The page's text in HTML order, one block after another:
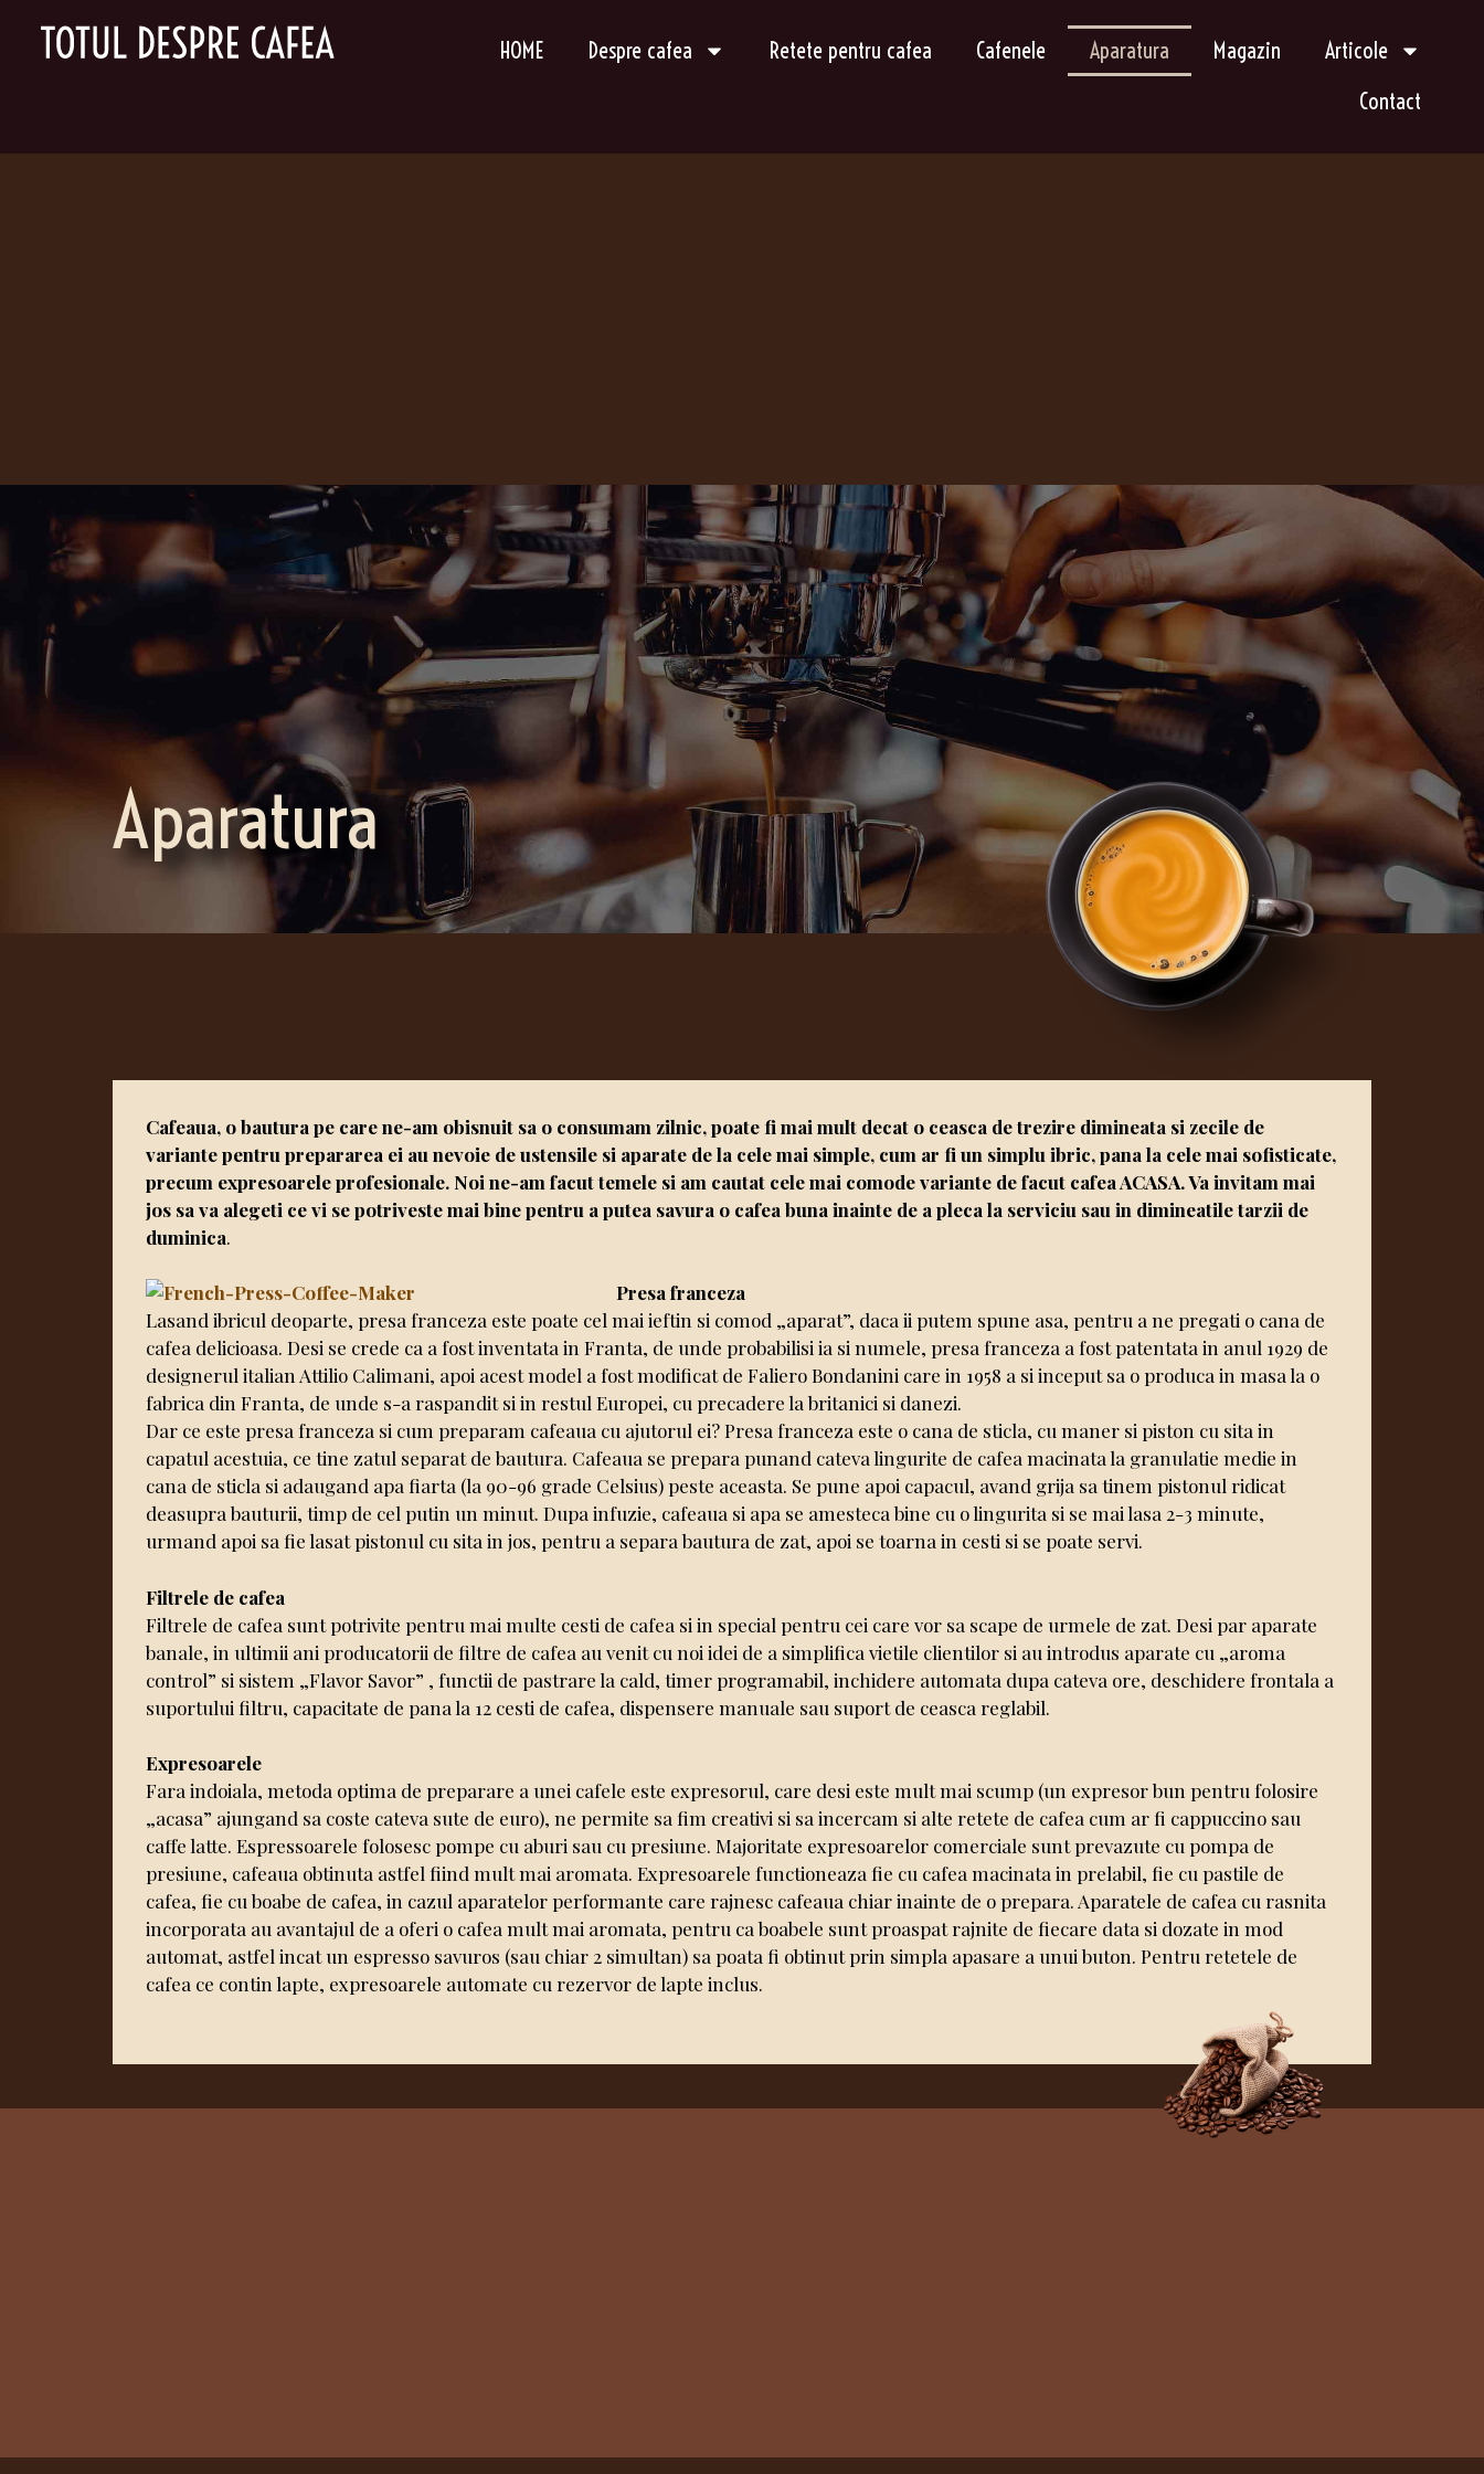
HOME Despre cafea Retete pentru cafea Cafenele Aparatura Magazin
Articole
Contact
Aparatura
Cafeaua, o bautura pe care ne-am obisnuit sa o consumam zilnic, poate fi mai mult decat o ceasca de trezire dimineata si zecile de
variante pentru prepararea ei au nevoie de ustensile si aparate de la cele mai simple, cum ar fi un simplu ibric, pana la cele mai sofisticate,
precum expresoarele profesionale. Noi ne-am facut temele si am cautat cele mai comode variante de facut cafea ACASA. Va invitam mai
jos sa va alegeti ce vi se potriveste mai bine pentru a putea savura o cafea buna inainte de a pleca la serviciu sau in dimineatile tarzii de
duminica.
Presa franceza
Lasand ibricul deoparte, presa franceza este poate cel mai ieftin si comod „aparat”, daca ii putem spune asa, pentru a ne pregati o cana de
cafea delicioasa. Desi se crede ca a fost inventata in Franta, de unde probabilisi ia si numele, presa franceza a fost patentata in anul 1929 de
designerul italian Attilio Calimani, apoi acest model a fost modificat de Faliero Bondanini care in 1958 a si inceput sa o produca in masa la o
fabrica din Franta, de unde s-a raspandit si in restul Europei, cu precadere la britanici si danezi.
Dar ce este presa franceza si cum preparam cafeaua cu ajutorul ei? Presa franceza este o cana de sticla, cu maner si piston cu sita in
capatul acestuia, ce tine zatul separat de bautura. Cafeaua se prepara punand cateva lingurite de cafea macinata la granulatie medie in
cana de sticla si adaugand apa fiarta (la 90-96 grade Celsius) peste aceasta. Se pune apoi capacul, avand grija sa tinem pistonul ridicat
deasupra bauturii, timp de cel putin un minut. Dupa infuzie, cafeaua si apa se amesteca bine cu o lingurita si se mai lasa 2-3 minute,
urmand apoi sa fie lasat pistonul cu sita in jos, pentru a separa bautura de zat, apoi se toarna in cesti si se poate servi.
Filtrele de cafea
Filtrele de cafea sunt potrivite pentru mai multe cesti de cafea si in special pentru cei care vor sa scape de urmele de zat. Desi par aparate
banale, in ultimii ani producatorii de filtre de cafea au venit cu noi idei de a simplifica vietile clientilor si au introdus aparate cu „aroma
control” si sistem „Flavor Savor” , functii de pastrare la cald, timer programabil, inchidere automata dupa cateva ore, deschidere frontala a
suportului filtru, capacitate de pana la 12 cesti de cafea, dispensere manuale sau suport de ceasca reglabil.
Expresoarele
Fara indoiala, metoda optima de preparare a unei cafele este expresorul, care desi este mult mai scump (un expresor bun pentru folosire
„acasa” ajungand sa coste cateva sute de euro), ne permite sa fim creativi si sa incercam si alte retete de cafea cum ar fi cappuccino sau
caffe latte. Espressoarele folosesc pompe cu aburi sau cu presiune. Majoritate expresoarelor comerciale sunt prevazute cu pompa de
presiune, cafeaua obtinuta astfel fiind mult mai aromata. Expresoarele functioneaza fie cu cafea macinata in prelabil, fie cu pastile de
cafea, fie cu boabe de cafea, in cazul aparatelor performante care rajnesc cafeaua chiar inainte de o prepara. Aparatele de cafea cu rasnita
incorporata au avantajul de a oferi o cafea mult mai aromata, pentru ca boabele sunt proaspat rajnite de fiecare data si dozate in mod
automat, astfel incat un espresso savuros (sau chiar 2 simultan) sa poata fi obtinut prin simpla apasare a unui buton. Pentru retetele de
cafea ce contin lapte, expresoarele automate cu rezervor de lapte inclus.